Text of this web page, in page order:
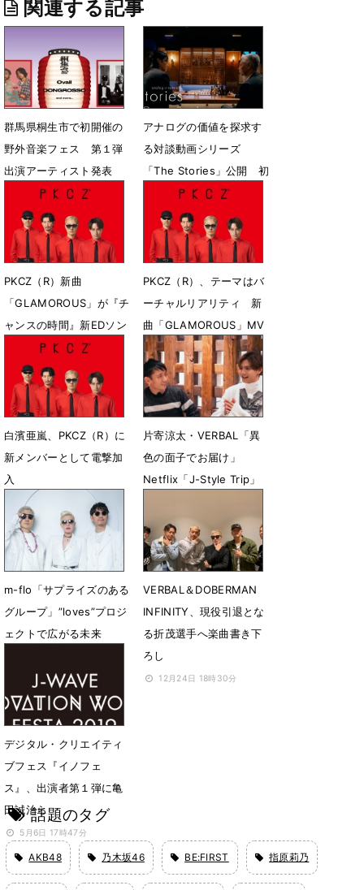
関連する記事
群馬県桐生市で初開催の
野外音楽フェス 第１弾
出演アーティスト発表
4月15日 16時00分
アナログの価値を探求す
る対談動画シリーズ
「The Stories」公開 初
回ゲストに大沢伸一
6月4日 07時00分
PKCZ（R）新曲
「GLAMOROUS」が『チ
ャンスの時間』新EDソン
グに決定
4月8日 15時58分
PKCZ（R）、テーマはバ
ーチャルリアリティ 新
曲「GLAMOROUS」MV
公開
3月10日 23時00分
白濱亜嵐、PKCZ（R）に
新メンバーとして電撃加
入
11月1日 16時57分
片寄涼太・VERBAL「異
色の面子でお届け」
Netflix「J-Style Trip」
5月20日 15時57分
m-flo「サプライズのある
グループ」”loves”プロジ
ェクトで広がる未来
VERBAL＆DOBERMAN
INFINITY、現役引退とな
る折茂選手へ楽曲書き下
ろし
12月24日 18時30分
デジタル・クリエイティ
ブフェス『イノフェ
ス』、出演者第１弾に亀
田誠治ら
5月6日 17時47分
話題のタグ
AKB48 乃木坂46 BE:FIRST 指原莉乃